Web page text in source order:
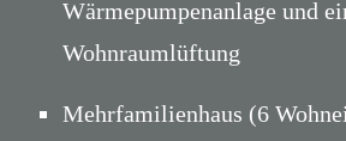
Wärmepumpenanlage und
Wohnraumlüftung
Mehrfamilienhaus (6